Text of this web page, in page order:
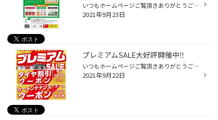
いつもホームページご覧頂きありがとうございます。 当店は堺市西区、13号線沿いにあるタイヤ館堺店です。 タイヤ館アプリがさらに9月21日よりパワーアップしてリニューアルしました❗️ タイヤ館アプリをダウンロードするとお得なクーポンが盛りだくさん‼️ タイヤ館アプリでは、それ以外にお客様の...
2021年9月23日
プレミアムSALE大好評開催中‼️
いつもホームページご覧頂きありがとうございます。 当店は堺市西区、13号線沿いにあるタイヤ館堺店です。 17日から開催しております『プレミアムSALE』 https://stg-premium-sale.herokuapp.com/ たくさんのお客様にご来店頂き誠にありがとうございます❗️ タイヤ交換、ホイール交換、パンク修理、...
2021年9月22日